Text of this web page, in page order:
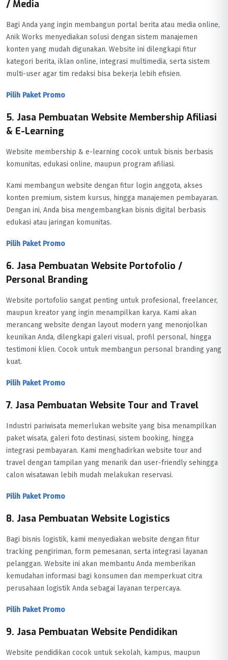
/ Media
Bagi Anda yang ingin membangun portal berita atau media online,
Anik Works menyediakan solusi dengan sistem manajemen
konten yang mudah digunakan. Website ini dilengkapi fitur
kategori berita, iklan online, integrasi multimedia, serta sistem
multi-user agar tim redaksi bisa bekerja lebih efisien.
Pilih Paket Promo
5. Jasa Pembuatan Website Membership Afiliasi
& E-Learning
Website membership & e-learning cocok untuk bisnis berbasis
komunitas, edukasi online, maupun program afiliasi.
Kami membangun website dengan fitur login anggota, akses
konten premium, sistem kursus, hingga manajemen pembayaran.
Dengan ini, Anda bisa mengembangkan bisnis digital berbasis
edukasi atau jaringan komunitas.
Pilih Paket Promo
6. Jasa Pembuatan Website Portofolio /
Personal Branding
Website portofolio sangat penting untuk profesional, freelancer,
maupun kreator yang ingin menampilkan karya. Kami akan
merancang website dengan layout modern yang menonjolkan
keunikan Anda, dilengkapi galeri visual, profil personal, hingga
testimoni klien. Cocok untuk membangun personal branding yang
kuat.
Pilih Paket Promo
7. Jasa Pembuatan Website Tour and Travel
Industri pariwisata memerlukan website yang bisa menampilkan
paket wisata, galeri foto destinasi, sistem booking, hingga
integrasi pembayaran. Kami menghadirkan website tour and
travel dengan tampilan yang menarik dan user-friendly sehingga
calon wisatawan lebih mudah melakukan reservasi.
Pilih Paket Promo
8. Jasa Pembuatan Website Logistics
Bagi bisnis logistik, kami menyediakan website dengan fitur
tracking pengiriman, form pemesanan, serta integrasi layanan
pelanggan. Website ini akan membantu Anda memberikan
kemudahan informasi bagi konsumen dan memperkuat citra
perusahaan logistik Anda sebagai layanan terpercaya.
Pilih Paket Promo
9. Jasa Pembuatan Website Pendidikan
Website pendidikan cocok untuk sekolah, kampus, maupun